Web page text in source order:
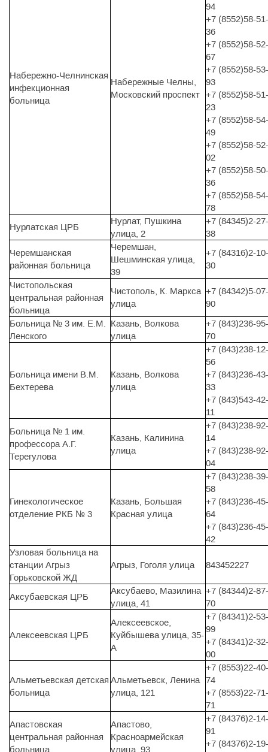
Набережно-Челнинская
инфекционная
больница
Набережные Челны,
Московский проспект
94
+7 (8552)58-51-
36
+7 (8552)58-52-
67
+7 (8552)58-53-
93
+7 (8552)58-51-
23
+7 (8552)58-54-
49
+7 (8552)58-52-
02
+7 (8552)58-50-
36
+7 (8552)58-54-
78
Нурлатская ЦРБ
Нурлат, Пушкина
улица, 2
+7 (84345)2-27-
38
Черемшанская
районная больница
Черемшан,
Шешминская улица,
39
+7 (84316)2-10-
30
Чистопольская
центральная районная
больница
Чистополь, К. Маркса
улица
+7 (84342)5-07-
90
Больница № 3 им. Е.М.
Ленского
Казань, Волкова
улица
+7 (843)236-95-
70
Больница имени В.М.
Бехтерева
Казань, Волкова
улица
+7 (843)238-12-
56
+7 (843)236-43-
33
+7 (843)543-42-
11
Больница № 1 им.
профессора А.Г.
Терегулова
Казань, Калинина
улица
+7 (843)238-92-
14
+7 (843)238-92-
04
Гинекологическое
отделение РКБ № 3
Казань, Большая
Красная улица
+7 (843)238-39-
58
+7 (843)236-45-
64
+7 (843)236-45-
42
Узловая больница на
станции Агрыз
Горьковской ЖД
Агрыз, Гоголя улица 843452227
Аксубаевская ЦРБ
Аксубаево, Мазилина
улица, 41
+7 (84344)2-87-
70
Алексеевская ЦРБ
Алексеевское,
Куйбышева улица, 35-
А
+7 (84341)2-53-
99
+7 (84341)2-32-
00
Альметьевская детская
больница
Альметьевск, Ленина
улица, 121
+7 (8553)22-40-
74
+7 (8553)22-71-
71
Апастовская
центральная районная
больница
Апастово,
Красноармейская
улица, 93
+7 (84376)2-14-
91
+7 (84376)2-19-